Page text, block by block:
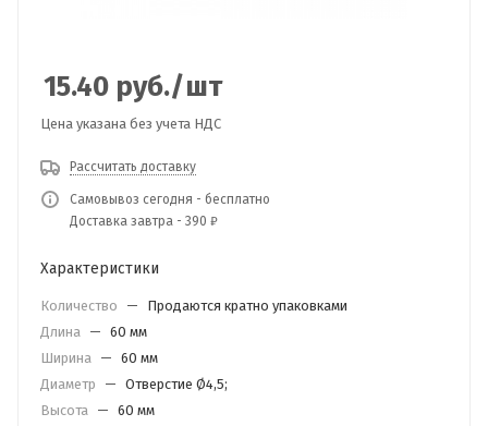
15.40 руб./шт
Цена указана без учета НДС
Рассчитать доставку
Самовывоз сегодня - бесплатно
Доставка завтра - 390 ₽
Характеристики
Количество —
Продаются кратно упаковками
Длина — 60 мм
Ширина — 60 мм
Диаметр
— Отверстие Ø4,5;
Высота — 60 мм